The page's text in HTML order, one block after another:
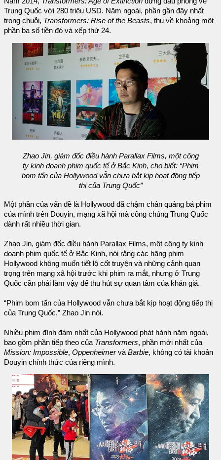
Trung Quốc với 280 triệu USD. Năm ngoái, phần gần đây nhất
trong chuỗi, Transformers: Rise of the Beasts, thu về khoảng một
phần ba số tiền đó và xếp thứ 24.
Zhao Jin, giám đốc điều hành Parallax Films, một công
ty kinh doanh phim quốc tế ở Bắc Kinh, cho biết: “Phim
bom tấn của Hollywood vẫn chưa bắt kịp hoạt động tiếp
thị của Trung Quốc”
Một phần của vấn đề là Hollywood đã chậm chân quảng bá phim
của mình trên Douyin, mạng xã hội mà công chúng Trung Quốc
dành rất nhiều thời gian.
Zhao Jin, giám đốc điều hành Parallax Films, một công ty kinh
doanh phim quốc tế ở Bắc Kinh, nói rằng các hãng phim
Hollywood không muốn tiết lộ cốt truyện và những cảnh quan
trọng trên mạng xã hội trước khi phim ra mắt, nhưng ở Trung
Quốc cần phải làm vậy để thu hút sự quan tâm của khán giả.
“Phim bom tấn của Hollywood vẫn chưa bắt kịp hoạt động tiếp thị
của Trung Quốc,” Zhao Jin nói.
Nhiều phim đình đám nhất của Hollywood phát hành năm ngoái,
bao gồm phần tiếp theo của Transformers, phần mới nhất của
Mission: Impossible, Oppenheimervà Barbie, không có tài khoản
Douyin chính thức của riêng mình.